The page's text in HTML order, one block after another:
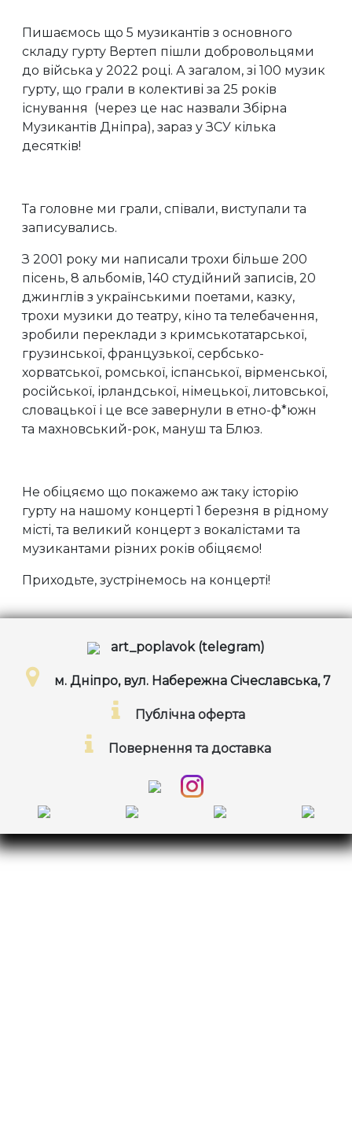
Пишаємось що 5 музикантів з основного
складу гурту Вертеп пішли добровольцями
до війська у 2022 році. А загалом, зі 100 музик
гурту, що грали в колективі за 25 років
існування (через це нас назвали Збірна
Музикантів Дніпра), зараз у ЗСУ кілька
десятків!
Та головне ми грали, співали, виступали та
записувались.
З 2001 року ми написали трохи більше 200
пісень, 8 альбомів, 140 студійний записів, 20
джинглів з українськими поетами, казку,
трохи музики до театру, кіно та телебачення,
зробили переклади з кримськотатарської,
грузинської, французької, сербсько-
хорватської, ромської, іспанської, вірменської,
російської, ірландської, німецької, литовської,
словацької і це все завернули в етно-ф*южн
та махновський-рок, мануш та Блюз.
Не обіцяємо що покажемо аж таку історію
гурту на нашому концерті 1 березня в рідному
місті, та великий концерт з вокалістами та
музикантами різних років обіцяємо!
Приходьте, зустрінемось на концерті!
art_poplavok (telegram)
м. Дніпро, вул. Набережна Січеславська, 7
Публічна оферта
Повернення та доставка